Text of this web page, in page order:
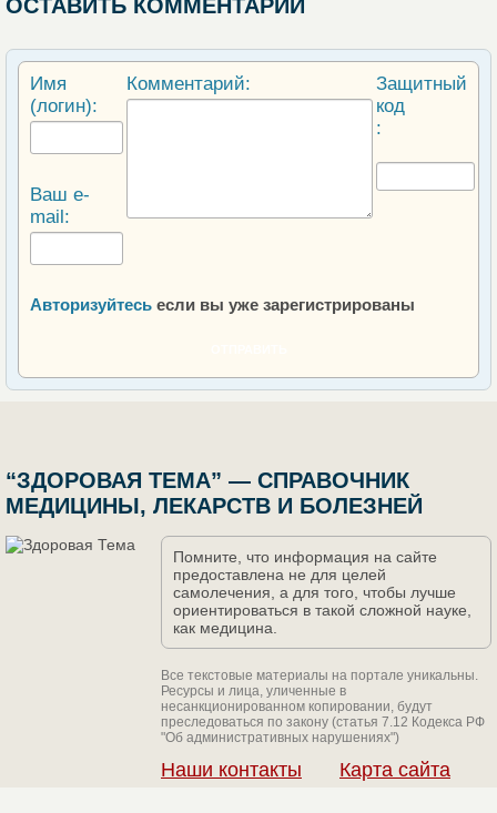
ОСТАВИТЬ КОММЕНТАРИЙ
Имя
(логин):
Ваш e-
mail:
Комментарий:
Защитный
код
:
Авторизуйтесь если вы уже зарегистрированы
“ЗДОРОВАЯ ТЕМА” — СПРАВОЧНИК
МЕДИЦИНЫ, ЛЕКАРСТВ И БОЛЕЗНЕЙ
Помните, что информация на сайте
предоставлена не для целей
самолечения, а для того, чтобы лучше
ориентироваться в такой сложной науке,
как медицина.
Все текстовые материалы на портале уникальны.
Ресурсы и лица, уличенные в
несанкционированном копировании, будут
преследоваться по закону (статья 7.12 Кодекса РФ
"Об административных нарушениях")
Наши контакты Карта сайта